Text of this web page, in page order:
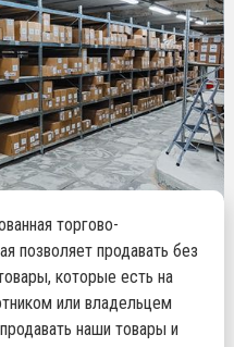
торгово-
позволяет продавать без
которые есть на
или владельцем
наши товары и